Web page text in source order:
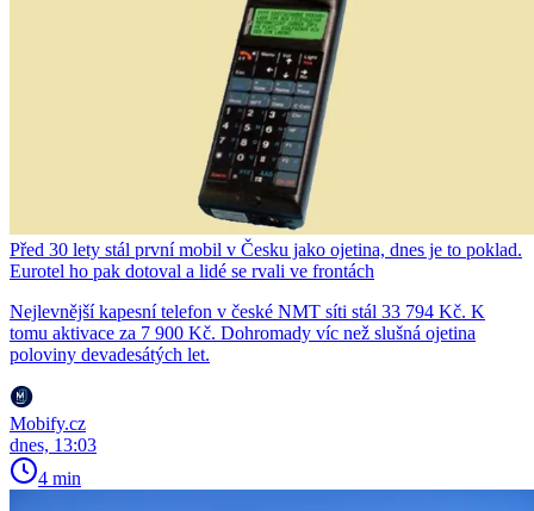
Před 30 lety stál první mobil v Česku jako ojetina, dnes je to poklad.
Eurotel ho pak dotoval a lidé se rvali ve frontách
Nejlevnější kapesní telefon v české NMT síti stál 33 794 Kč. K
tomu aktivace za 7 900 Kč. Dohromady víc než slušná ojetina
poloviny devadesátých let.
Mobify.cz
dnes, 13:03
4 min